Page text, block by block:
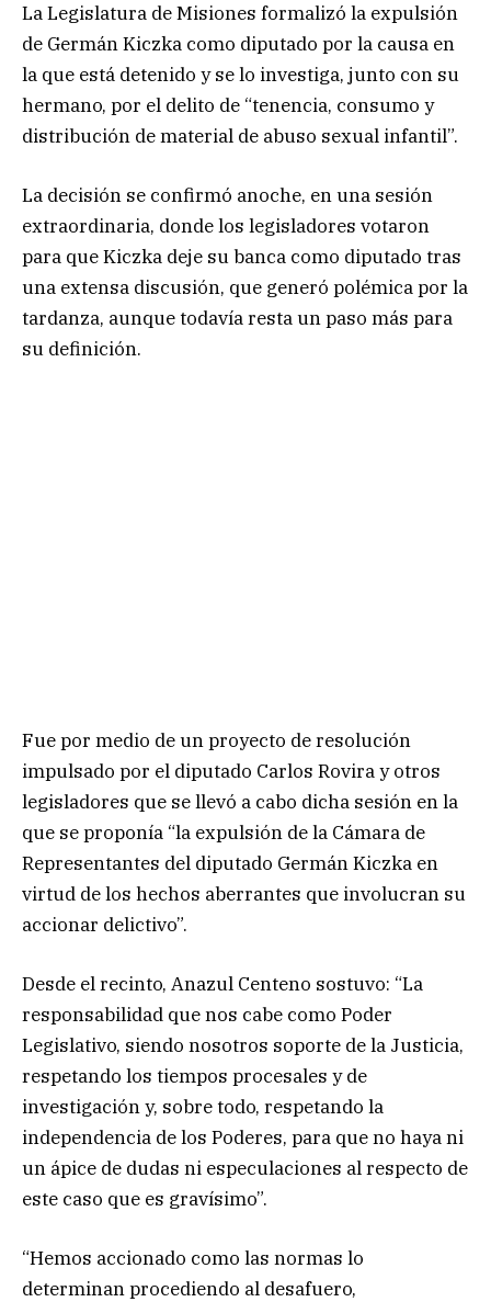
La Legislatura de Misiones formalizó la expulsión
de Germán Kiczka como diputado por la causa en
la que está detenido y se lo investiga, junto con su
hermano, por el delito de “tenencia, consumo y
distribución de material de abuso sexual infantil”.
La decisión se confirmó anoche, en una sesión
extraordinaria, donde los legisladores votaron
para que Kiczka deje su banca como diputado tras
una extensa discusión, que generó polémica por la
tardanza, aunque todavía resta un paso más para
su definición.
Fue por medio de un proyecto de resolución
impulsado por el diputado Carlos Rovira y otros
legisladores que se llevó a cabo dicha sesión en la
que se proponía “la expulsión de la Cámara de
Representantes del diputado Germán Kiczka en
virtud de los hechos aberrantes que involucran su
accionar delictivo”.
Desde el recinto, Anazul Centeno sostuvo: “La
responsabilidad que nos cabe como Poder
Legislativo, siendo nosotros soporte de la Justicia,
respetando los tiempos procesales y de
investigación y, sobre todo, respetando la
independencia de los Poderes, para que no haya ni
un ápice de dudas ni especulaciones al respecto de
este caso que es gravísimo”.
“Hemos accionado como las normas lo
determinan procediendo al desafuero,